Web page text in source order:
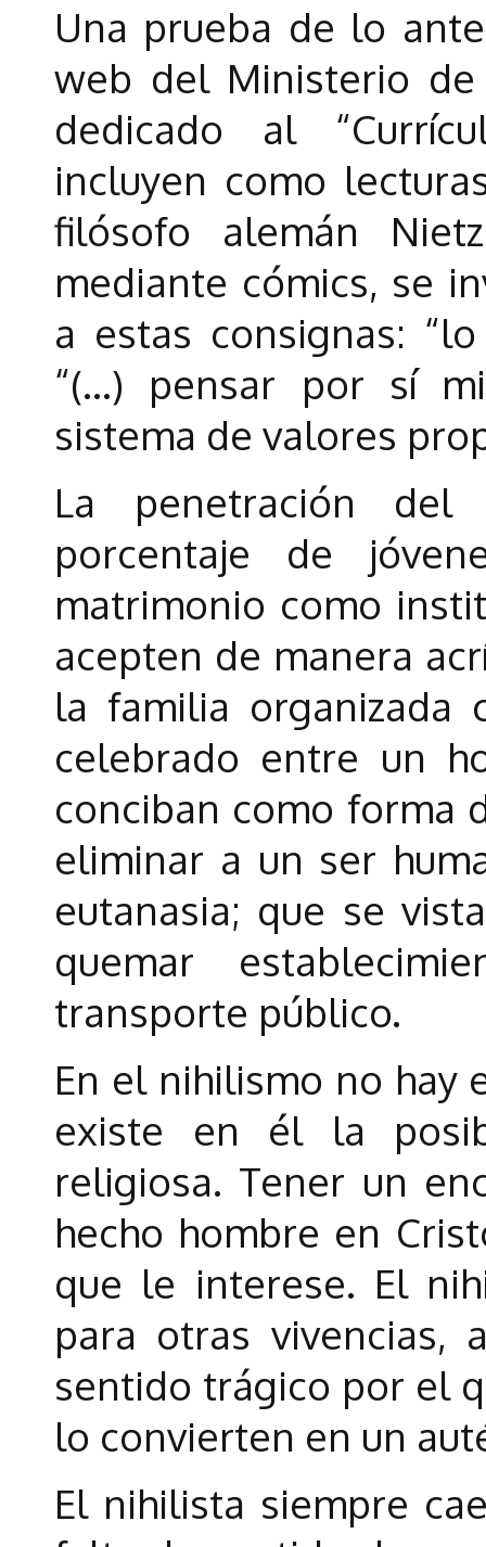
Una prueba de lo
web del Ministerio
dedicado al
incluyen como
filósofo alemán
mediante cómics, se
a estas consignas:
“(…) pensar por sí
sistema de valores
La penetración
porcentaje de
matrimonio como
acepten de manera
la familia organizada
celebrado entre un
conciban como forma
eliminar a un ser
eutanasia; que se
quemar
transporte público.
En el nihilismo no hay
existe en él la
religiosa. Tener un
hecho hombre en
que le interese. El
para otras vivencias,
sentido trágico por el
lo convierten en un
El nihilista siempre